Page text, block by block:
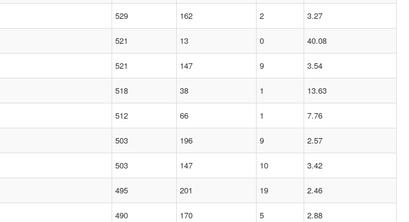
529 162 2 3.27
521 13 0 40.08
521 147 9 3.54
518 38 1 13.63
512 66 1 7.76
503 196 9 2.57
503 147 10 3.42
495 201 19 2.46
490 170 5 2.88